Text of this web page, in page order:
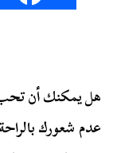
هل يمكنك أن
عدم شعورك